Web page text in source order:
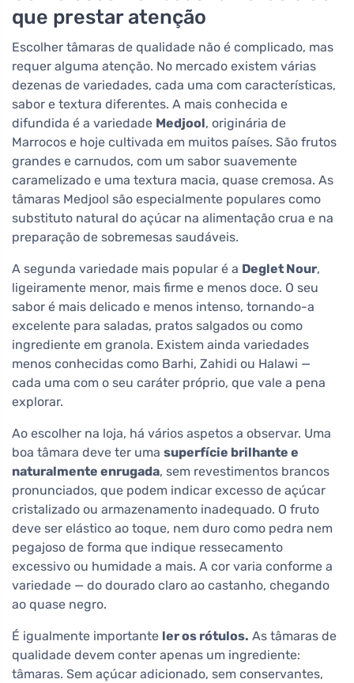
que prestar atenção
Escolher tâmaras de qualidade não é complicado, mas
requer alguma atenção. No mercado existem várias
dezenas de variedades, cada uma com características,
sabor e textura diferentes. A mais conhecida e
difundida é a variedade Medjool, originária de
Marrocos e hoje cultivada em muitos países. São frutos
grandes e carnudos, com um sabor suavemente
caramelizado e uma textura macia, quase cremosa. As
tâmaras Medjool são especialmente populares como
substituto natural do açúcar na alimentação crua e na
preparação de sobremesas saudáveis.
A segunda variedade mais popular é a Deglet Nour,
ligeiramente menor, mais firme e menos doce. O seu
sabor é mais delicado e menos intenso, tornando-a
excelente para saladas, pratos salgados ou como
ingrediente em granola. Existem ainda variedades
menos conhecidas como Barhi, Zahidi ou Halawi —
cada uma com o seu caráter próprio, que vale a pena
explorar.
Ao escolher na loja, há vários aspetos a observar. Uma
boa tâmara deve ter uma superfície brilhante e
naturalmente enrugada, sem revestimentos brancos
pronunciados, que podem indicar excesso de açúcar
cristalizado ou armazenamento inadequado. O fruto
deve ser elástico ao toque, nem duro como pedra nem
pegajoso de forma que indique ressecamento
excessivo ou humidade a mais. A cor varia conforme a
variedade — do dourado claro ao castanho, chegando
ao quase negro.
É igualmente importante ler os rótulos. As tâmaras de
qualidade devem conter apenas um ingrediente:
tâmaras. Sem açúcar adicionado, sem conservantes,